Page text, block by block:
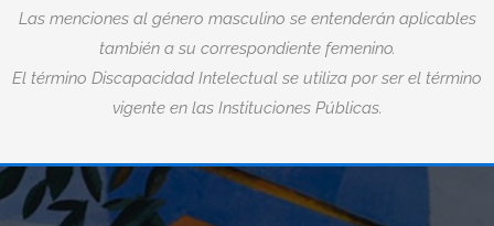
Las menciones al género masculino se entenderán aplicables
también a su correspondiente femenino.
El término Discapacidad Intelectual se utiliza por ser el término
vigente en las Instituciones Públicas.